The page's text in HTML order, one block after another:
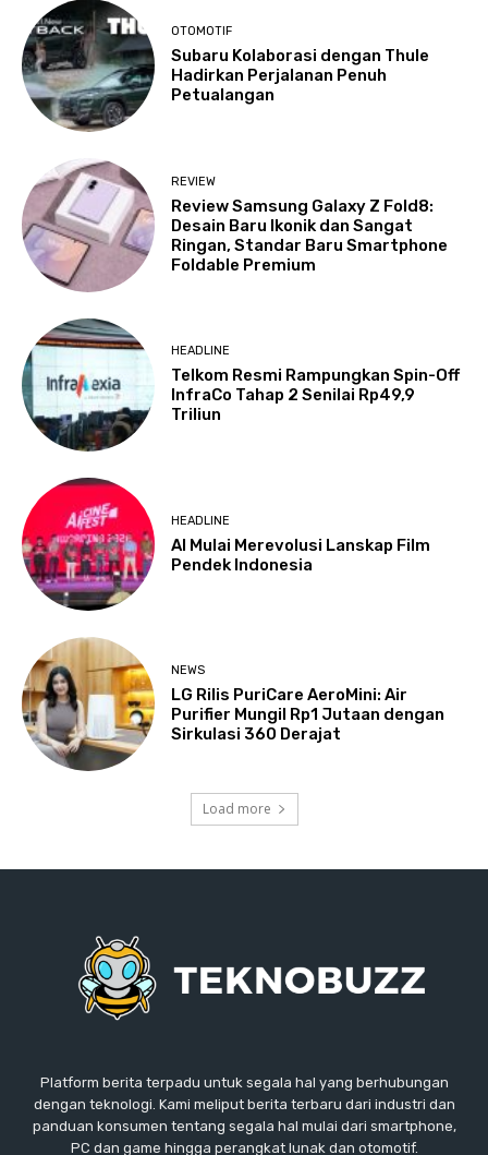
OTOMOTIF
Subaru Kolaborasi dengan Thule
Hadirkan Perjalanan Penuh
Petualangan
REVIEW
Review Samsung Galaxy Z Fold8:
Desain Baru Ikonik dan Sangat
Ringan, Standar Baru Smartphone
Foldable Premium
HEADLINE
Telkom Resmi Rampungkan Spin-Off
InfraCo Tahap 2 Senilai Rp49,9
Triliun
HEADLINE
AI Mulai Merevolusi Lanskap Film
Pendek Indonesia
NEWS
LG Rilis PuriCare AeroMini: Air
Purifier Mungil Rp1 Jutaan dengan
Sirkulasi 360 Derajat
Load more
Platform berita terpadu untuk segala hal yang berhubungan
dengan teknologi. Kami meliput berita terbaru dari industri dan
panduan konsumen tentang segala hal mulai dari smartphone,
PC dan game hingga perangkat lunak dan otomotif.